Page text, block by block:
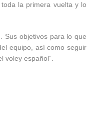
la primera vuelta y lo
Sus objetivos para lo que
equipo, así como seguir
voley español”.